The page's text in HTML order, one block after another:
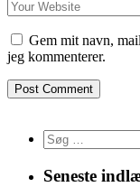
Gem mit navn,
jeg kommenterer.
Søg
efter:
Seneste